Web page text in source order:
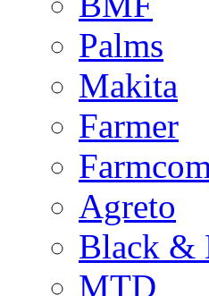
Palms
Makita
Farmer
Agreto
Black &
MTD